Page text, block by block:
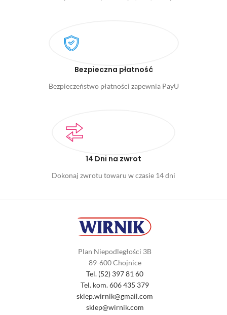
Bezpieczna płatność
Bezpieczeństwo płatności zapewnia PayU
14 Dni na zwrot
Dokonaj zwrotu towaru w czasie 14 dni
Plan Niepodległości 3B
89-600 Chojnice
Tel. (52) 397 81 60
Tel. kom. 606 435 379
sklep.wirnik@gmail.com
sklep@wirnik.com